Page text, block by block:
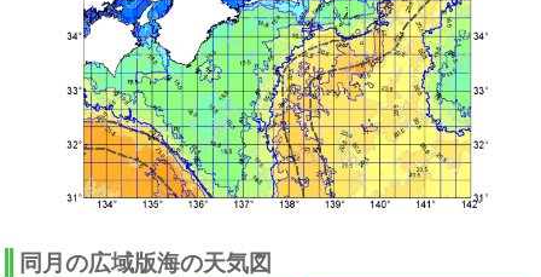
同月の広域版海の天気図